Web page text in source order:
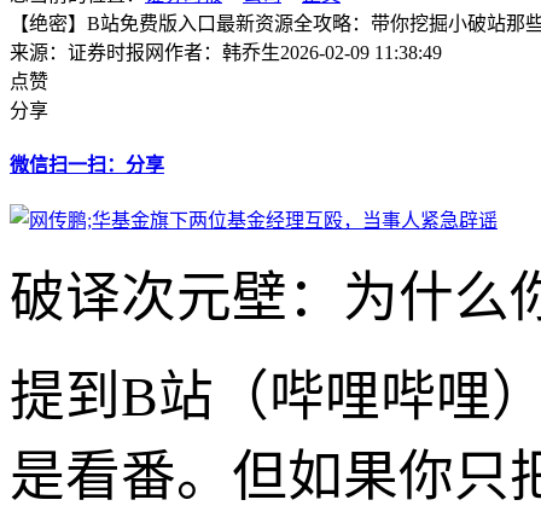
【绝密】B站免费版入口最新资源全攻略：带你挖掘小破站那
来源：证券时报网作者：韩乔生2026-02-09 11:38:49
点赞
分享
微信扫一扫：分享
破译次元壁：为什么
提到B站（哔哩哔哩
是看番。但如果你只